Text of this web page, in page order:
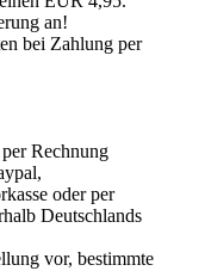
an!
bei Zahlung per
Rechnung
oder per
Deutschlands
vor, bestimmte